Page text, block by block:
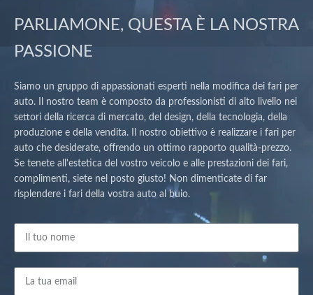
PARLIAMONE, QUESTA È LA NOSTRA
PASSIONE
Siamo un gruppo di appassionati esperti nella modifica dei fari per
auto. Il nostro team è composto da professionisti di alto livello nei
settori della ricerca di mercato, del design, della tecnologia, della
produzione e della vendita. Il nostro obiettivo è realizzare i fari per
auto che desiderate, offrendo un ottimo rapporto qualità-prezzo.
Se tenete all'estetica del vostro veicolo e alle prestazioni dei fari,
complimenti, siete nel posto giusto! Non dimenticate di far
risplendere i fari della vostra auto al buio.